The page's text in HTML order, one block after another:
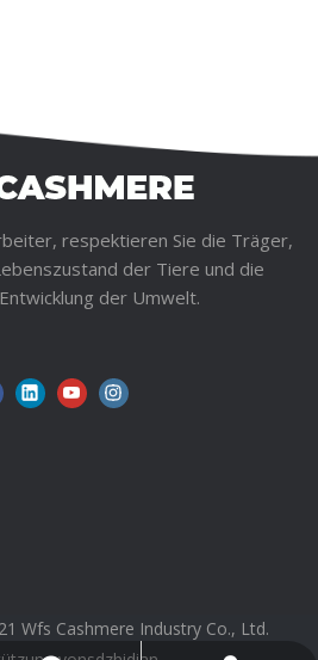
respektieren Sie die Träger,
der Tiere und die
der Umwelt.
Wfs Cashmere Industry Co., Ltd.